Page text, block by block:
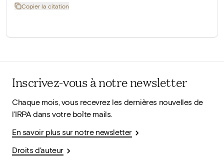
Copier la citation
Inscrivez-vous à notre newsletter
Chaque mois, vous recevrez les dernières nouvelles de
l'IRPA dans votre boîte mails.
En savoir plus sur notre newsletter
Droits d'auteur